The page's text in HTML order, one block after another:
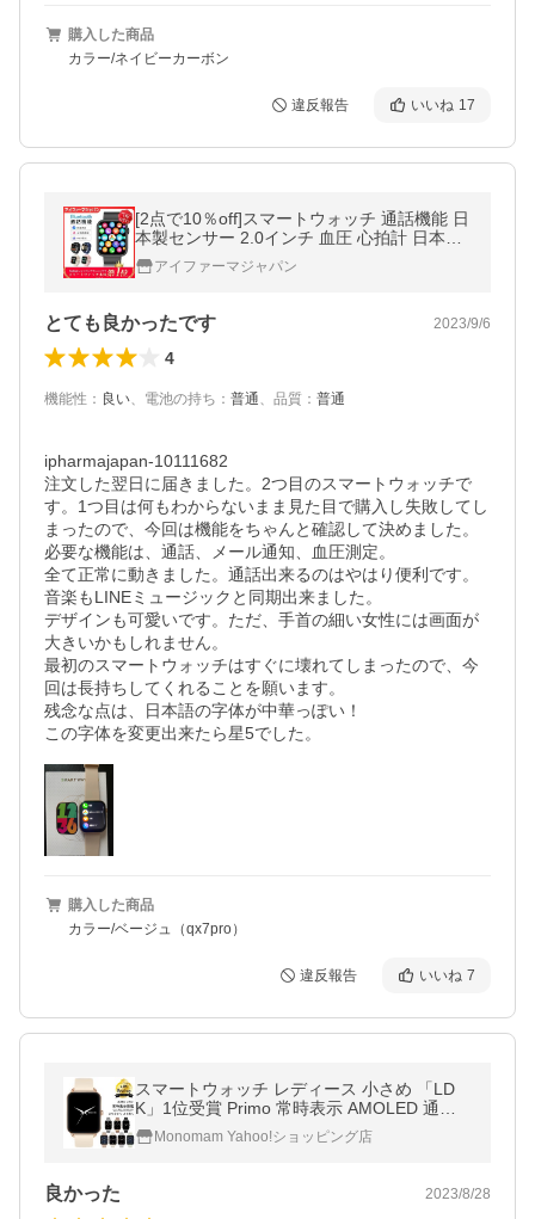
購入した商品
カラー/ネイビーカーボン
違反報告 いいね 17
[2点で10％off]スマートウォッチ 通話機能 日
本製センサー 2.0インチ 血圧 心拍計 日本語
説明書 ランニングウォッチ iphone android
睡眠 歩数 防水 健康管理
アイファーマジャパン
とても良かったです 2023/9/6
4
機能性 ： 良い、 電池の持ち ： 普通、 品質 ： 普通
ipharmajapan-10111682
注文した翌日に届きました。2つ目のスマートウォッチで
す。1つ目は何もわからないまま見た目で購入し失敗してし
まったので、今回は機能をちゃんと確認して決めました。
必要な機能は、通話、メール通知、血圧測定。
全て正常に動きました。通話出来るのはやはり便利です。
音楽もLINEミュージックと同期出来ました。
デザインも可愛いです。ただ、手首の細い女性には画面が
大きいかもしれません。
最初のスマートウォッチはすぐに壊れてしまったので、今
回は長持ちしてくれることを願います。
残念な点は、日本語の字体が中華っぽい！
この字体を変更出来たら星5でした。
購入した商品
カラー/ベージュ（qx7pro）
違反報告 いいね 7
スマートウォッチ レディース 小さめ 「LD
K」1位受賞 Primo 常時表示 AMOLED 通話
機能 防水 iphone Android LINE メンズ 父の
日 （SW-P18Nリニューアル）
Monomam Yahoo!ショッピング店
良かった 2023/8/28